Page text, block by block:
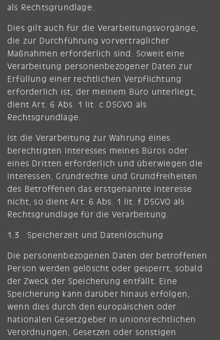
als Rechtsgrundlage.
Dies gilt auch für die Verarbeitungsvorgänge,
die zur Durchführung vorvertraglicher
Maßnahmen erforderlich sind. Soweit eine
Verarbeitung personenbezogener Daten zur
Erfüllung einer rechtlichen Verpflichtung
erforderlich ist, der meinem Büro unterliegt,
dient Art. 6 Abs. 1 lit. c DSGVO als
Rechtsgrundlage.
Ist die Verarbeitung zur Wahrung eines
berechtigten Interesses meines Büros oder
eines Dritten erforderlich und überwiegen die
Interessen, Grundrechte und Grundfreiheiten
des Betroffenen das erstgenannte Interesse
nicht, so dient Art. 6 Abs. 1 lit. f DSGVO als
Rechtsgrundlage für die Verarbeitung.
1.3 Speicherzeit und Datenlöschung
Die personenbezogenen Daten der betroffenen
Person werden gelöscht oder gesperrt, sobald
der Zweck der Speicherung entfällt. Eine
Speicherung kann darüber hinaus erfolgen,
wenn dies durch den europäischen oder
nationalen Gesetzgeber in unionsrechtlichen
Verordnungen, Gesetzen oder sonstigen